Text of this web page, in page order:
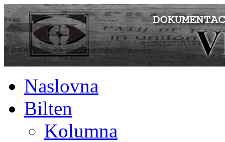
Naslovna
Bilten
Kolumna